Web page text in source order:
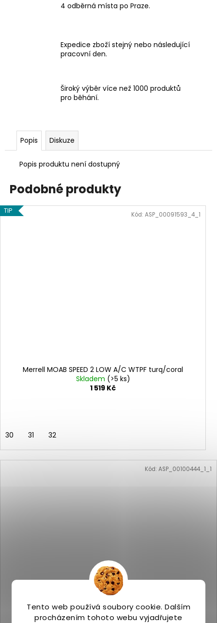
Tento web používá soubory cookie. Dalším
procházením tohoto webu vyjadřujete
4 odběrná místa po Praze.
Expedice zboží stejný nebo následující
pracovní den.
Široký výběr více než 1000 produktů
pro běhání.
Popis Diskuze
Popis produktu není dostupný
Podobné produkty
TIP
Merrell MOAB SPEED 2 LOW A/C WTPF turq/coral
Skladem (>5 ks)
1 519 Kč
30 31 32
Kód: ASP_00091593_4_1
Kód: ASP_00100444_1_1